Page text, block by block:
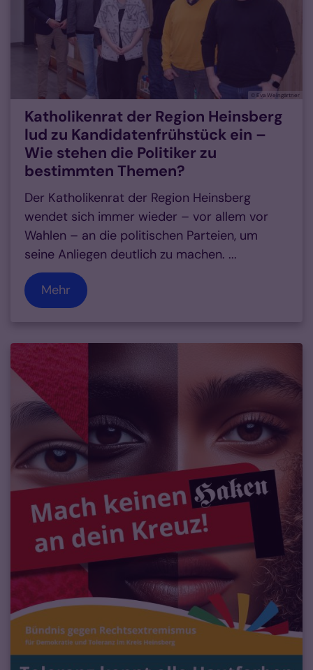
© Eva Weingärtner
Katholikenrat der Region Heinsberg
lud zu Kandidatenfrühstück ein –
Wie stehen die Politiker zu
bestimmten Themen?
Der Katholikenrat der Region Heinsberg
wendet sich immer wieder – vor allem vor
Wahlen – an die politischen Parteien, um
seine Anliegen deutlich zu machen. ...
Mehr